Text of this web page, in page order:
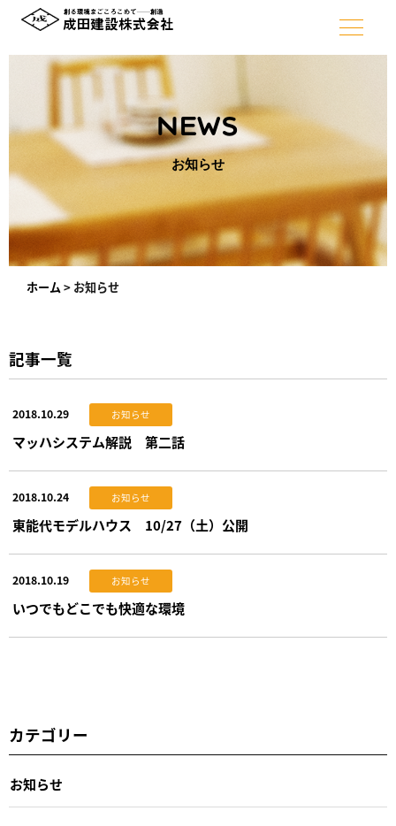
NEWS
お知らせ
ホーム > お知らせ
記事一覧
2018.10.29 お知らせ
マッハシステム解説 第二話
2018.10.24 お知らせ
東能代モデルハウス 10/27（土）公開
2018.10.19 お知らせ
いつでもどこでも快適な環境
カテゴリー
お知らせ